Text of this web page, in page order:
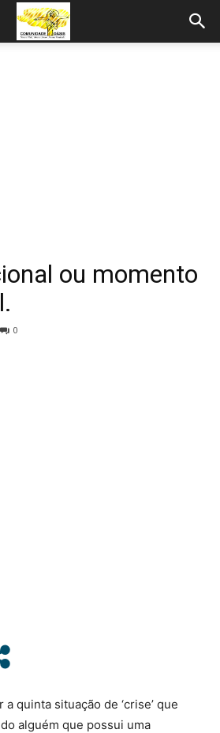
ou momento
0
quinta situação de ‘crise’ que
alguém que possui uma